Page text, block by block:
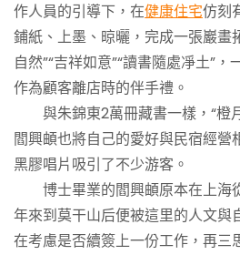
作人員的引導下，在健康住宅仿刻
鋪紙、上墨、晾曬，完成一張巖畫
自然”“吉祥如意”“讀書隨處凈土”
作為顧客離店時的伴手禮。
與朱錦東2萬冊藏書一樣，“橙
閻興頔也將自己的愛好與民宿經營
黑膠唱片吸引了不少游客。
博士畢業的閻興頔原本在上海
年來到莫干山后便被這里的人文與
在考慮是否續簽上一份工作，再三